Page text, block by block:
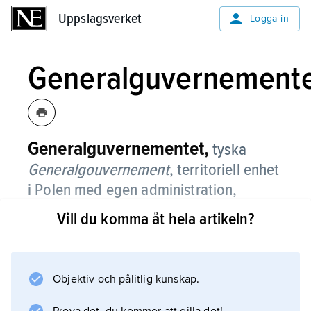
Uppslagsverket Logga in
Generalguvernementet, tyska
Generalgouvernement, territoriell enhet
i Polen med egen administration,
grundad av den nazityska regimen 26
oktober 1939.
delades landet i tre delar: en västlig som
Vill du komma åt hela artikeln?
Objektiv och pålitlig kunskap.